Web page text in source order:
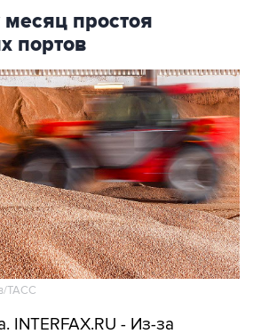
простоя
портов
ТАСС
INTERFAX.RU - Из-за